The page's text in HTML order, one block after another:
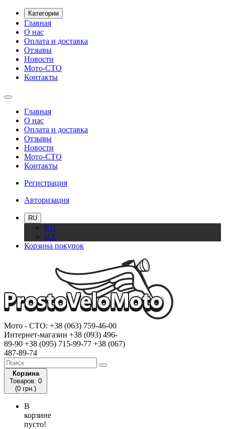
Категории
Главная
О нас
Оплата и доставка
Отзывы
Новости
Мото-СТО
Контакты
Главная
О нас
Оплата и доставка
Отзывы
Новости
Мото-СТО
Контакты
Регистрация
Авторизация
RU
RU
UA
Корзина покупок
Мото - CTO: +38 (063) 759-46-00
Интернет-магазин +38 (093) 496-
89-90 +38 (095) 715-99-77 +38 (067)
487-89-74
Корзина
Товаров: 0
(0 грн.)
В
корзине
пусто!